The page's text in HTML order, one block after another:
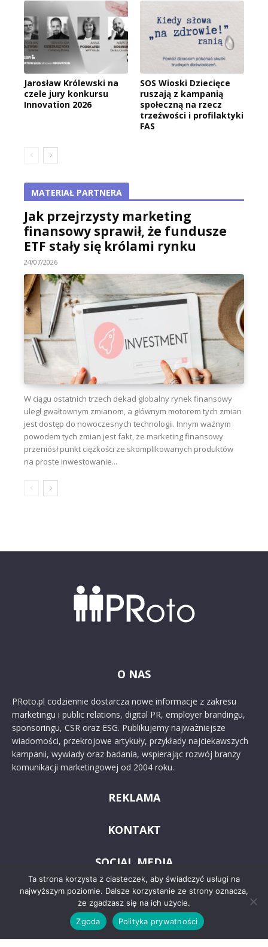
Jarosław Królewski na
czele jury konkursu
Innovation 2026
SOS Wioski Dziecięce
ruszają z kampanią
społeczną na rzecz
trzeźwości i profilaktyki
FAS
MATERIAŁ PARTNERA
Jak przejrzysty marketing
finansowy sprawił, że fundusze
ETF stały się królami rynku
24/07/2026
W ciągu ostatnich trzech dekad globalny rynek finansowy
uległ gwałtownym zmianom, a głównym motorem tych zmian
jest dostęp do nowoczesnych technologii. Innym ważnym
powodem tych zmian jest fakt, że marketing finansowy
przeniósł punkt ciężkości ze skomplikowanych produktów
na proste inwestowanie...
O NAS
PRoto.pl codziennie dostarcza nowe informacje z zakresu
marketingu i public relations, digital PR, employer brandingu,
sponsoringu, CSR oraz ESG. Publikujemy najważniejsze
wiadomości, przekrojowe artykuły, przykłady najciekawszych
kampanii, wywiady oraz badania, wspierając rozwój branży
komunikacji marketingowej od 2004 roku.
REKLAMA
KONTAKT
SOCIAL MEDIA
Ta strona korzysta z ciasteczek, aby świadczyć usługi na
najwyższym poziomie. Dalsze korzystanie ze strony oznacza,
że zgadzasz się na ich użycie.
Zgoda
Polityka prywatności